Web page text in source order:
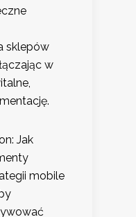
sklepów
w
Jak
mobile